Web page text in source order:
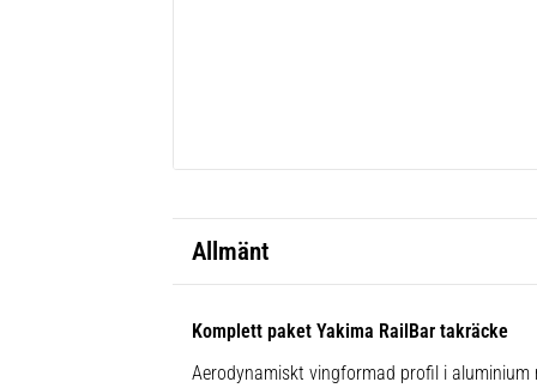
Allmänt
Komplett paket Yakima RailBar takräcke
Aerodynamiskt vingformad profil i